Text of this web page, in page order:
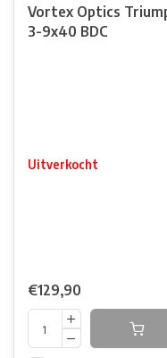
Vortex Optics
3-9x40 BDC
Uitverkocht
€129,90